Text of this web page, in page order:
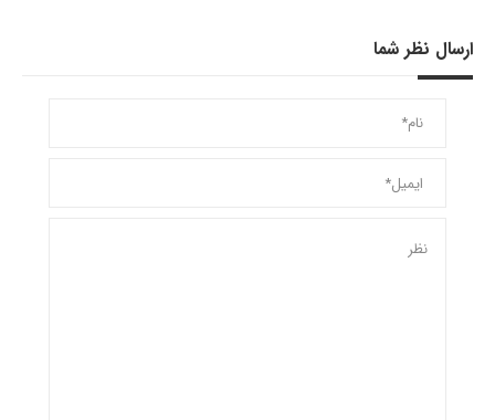
ارسال نظر شما